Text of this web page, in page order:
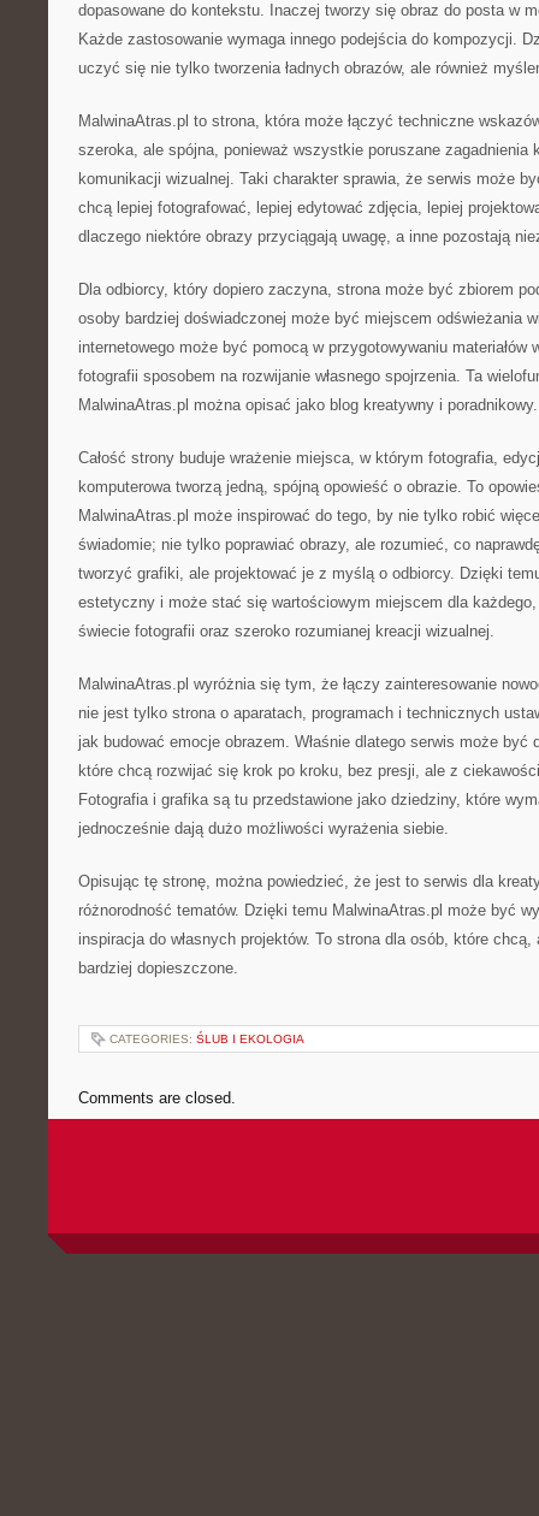
dopasowane do kontekstu. Inaczej tworzy się obraz do posta w
Każde zastosowanie wymaga innego podejścia do kompozycji.
uczyć się nie tylko tworzenia ładnych obrazów, ale również
MalwinaAtras.pl to strona, która może łączyć techniczne
szeroka, ale spójna, ponieważ wszystkie poruszane zagadnienia
komunikacji wizualnej. Taki charakter sprawia, że serwis może
chcą lepiej fotografować, lepiej edytować zdjęcia, lepiej
dlaczego niektóre obrazy przyciągają uwagę, a inne pozostają
Dla odbiorcy, który dopiero zaczyna, strona może być zbiorem
osoby bardziej doświadczonej może być miejscem odświeżania
internetowego może być pomocą w przygotowywaniu materiałów
fotografii sposobem na rozwijanie własnego spojrzenia. Ta
MalwinaAtras.pl można opisać jako blog kreatywny i poradnikowy.
Całość strony buduje wrażenie miejsca, w którym fotografia,
komputerowa tworzą jedną, spójną opowieść o obrazie. To
MalwinaAtras.pl może inspirować do tego, by nie tylko robić
świadomie; nie tylko poprawiać obrazy, ale rozumieć, co
tworzyć grafiki, ale projektować je z myślą o odbiorcy. Dzięki
estetyczny i może stać się wartościowym miejscem dla
świecie fotografii oraz szeroko rozumianej kreacji wizualnej.
MalwinaAtras.pl wyróżnia się tym, że łączy zainteresowanie
nie jest tylko strona o aparatach, programach i technicznych
jak budować emocje obrazem. Właśnie dlatego serwis może być
które chcą rozwijać się krok po kroku, bez presji, ale z
Fotografia i grafika są tu przedstawione jako dziedziny, które
jednocześnie dają dużo możliwości wyrażenia siebie.
Opisując tę stronę, można powiedzieć, że jest to serwis dla
różnorodność tematów. Dzięki temu MalwinaAtras.pl może być
inspiracja do własnych projektów. To strona dla osób, które
bardziej dopieszczone.
CATEGORIES: ŚLUB I EKOLOGIA
Comments are closed.